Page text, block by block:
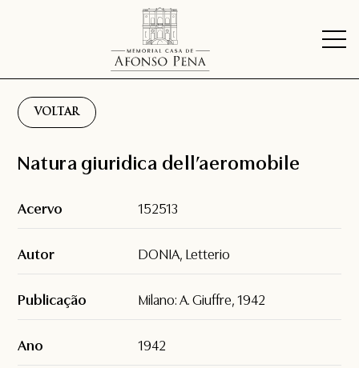
VOLTAR
Natura giuridica dell’aeromobile
Acervo 152513
Autor DONIA, Letterio
Publicação Milano: A. Giuffre, 1942
Ano 1942